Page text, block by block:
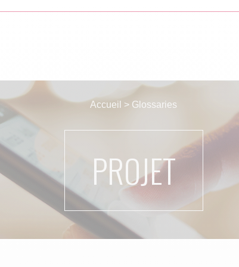
Accueil > Glossaries
PROJET